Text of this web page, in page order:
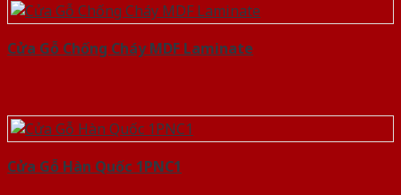
Cửa Gỗ Chống Cháy MDF Laminate
Cửa Gỗ Hàn Quốc 1PNC1